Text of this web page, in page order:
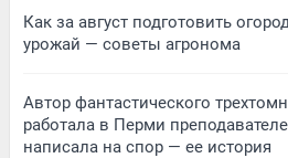
Как за август подготовить
урожай — советы агронома
Автор фантастического
работала в Перми
написала на спор — ее история